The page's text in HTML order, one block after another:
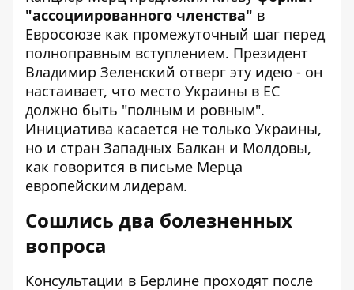
"ассоциированного членства" в
Евросоюзе как промежуточный шаг перед
полноправным вступлением. Президент
Владимир Зеленский отверг эту идею - он
настаивает, что место Украины в ЕС
должно быть "полным и ровным".
Инициатива касается не только Украины,
но и стран Западных Балкан и Молдовы,
как говорится в письме Мерца
европейским лидерам.
Сошлись два болезненных
вопроса
Консультации в Берлине проходят после